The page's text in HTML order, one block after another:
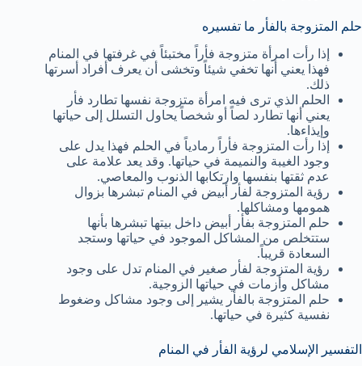
حلم المتزوجة بالفأر ما تفسيره
إذا رأت امرأة متزوجة فأراً مختبئاً في غرفتها في المنام
فهذا يعني أنها تخفي شيئاً وتخشى أن يعرف أفراد أسرتها
ذلك.
الحلم الذي ترى فيه امرأة متزوجة نفسها تطارد فأر
يعني أنها تطارد لصاً أو شخصاً يحاول التسلل إلى حياتها
وإيذاءها.
إذا رأت المتزوجة فأراً رمادياً في الحلم فهذا يدل على
وجود الغيبة والنميمة في حياتها. وقد يعد علامة على
عدم ثقتها بنفسها وارتكابها الذنوب والمعاصي.
رؤية المتزوجة لفأر أبيض في المنام تبشرها بزوال
همومها ومشاكلها.
حلم المتزوجة بفأر أبيض داخل بيتها تبشرها بأنها
ستتخلص من المشاكل الموجود في حياتها وستجد
السعادة قريباً.
رؤية المتزوجة لفأر صغير في المنام تدل على وجود
مشاكل وأزمات في حياتها الزوجية.
حلم المتزوجة بالفأر يشير إلى وجود مشاكل وضغوط
نفسية كثيرة في حياتها.
التفسير الإسلامي لرؤية الفأر في المنام